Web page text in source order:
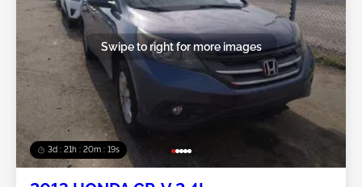
3d : 21h : 20m : 15s
Swipe to right for more images